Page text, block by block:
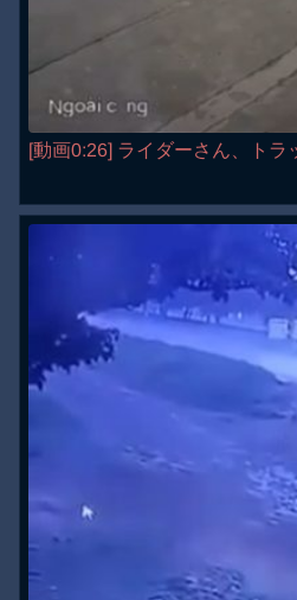
[動画0:26] ライダーさん、トラ